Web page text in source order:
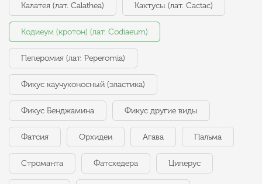
Калатея (лат. Calathea) Кактусы (лат. Cactac)
Кодиеум (кротон) (лат. Codiaeum)
Пеперомия (лат. Peperomia)
Фикус каучуконосный (эластика)
Фикус Бенджамина Фикус другие виды
Фатсия Орхидеи Агава Пальма
Строманта Фатсхедера Циперус